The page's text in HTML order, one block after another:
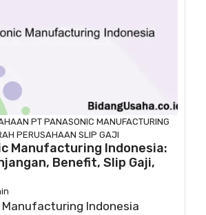
PT PANASONIC MANUFACTURING
PERUSAHAAN SLIP GAJI
Manufacturing Indonesia:
Benefit, Slip Gaji,
Manufacturing Indonesia